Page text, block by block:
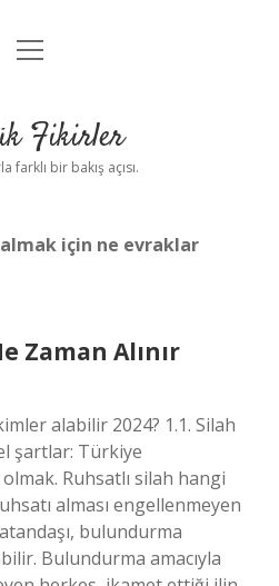
Anasayfa
Uyarı
menüyü
Fikirler
farklı bir bakış açısı.
için ne evraklar
Zaman Alınır
alabilir 2024? 1.1. Silah
şartlar: Türkiye
Ruhsatlı silah hangi
alması engellenmeyen
bulundurma
Bulundurma amacıyla